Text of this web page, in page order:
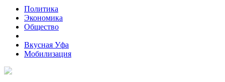
Политика
Экономика
Общество
Вкусная Уфа
Мобилизация